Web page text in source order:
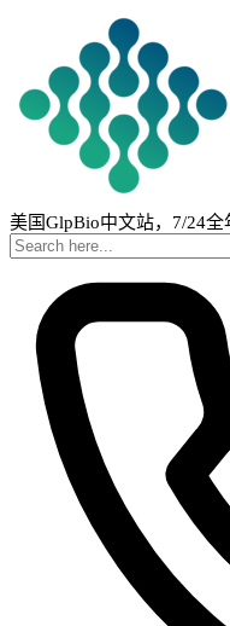
美国GlpBio中文站，7/24